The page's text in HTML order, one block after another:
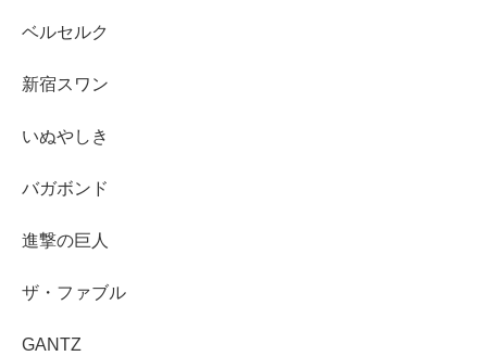
ベルセルク
新宿スワン
いぬやしき
バガボンド
進撃の巨人
ザ・ファブル
GANTZ